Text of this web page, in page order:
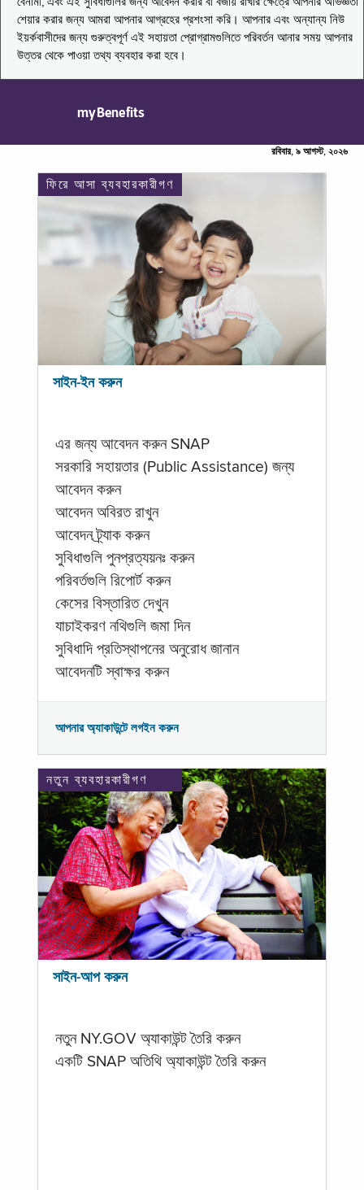
শেয়ার করার জন্য আমরা আপনার আগ্রহের প্রশংসা করি। আপনার এবং অন্যান্য নিউ
ইয়র্কবাসীদের জন্য গুরুত্বপূর্ণ এই সহায়তা প্রোগ্রামগুলিতে পরিবর্তন আনার সময় আপনার
উত্তর থেকে পাওয়া তথ্য ব্যবহার করা হবে।
myBenefits
রবিবার, ৯ আগস্ট, ২০২৬
ফিরে আসা ব্যবহারকারীগণ
সাইন-ইন করুন
এর জন্য আবেদন করুন SNAP
সরকারি সহায়তার (Public Assistance) জন্য
আবেদন করুন
আবেদন অবিরত রাখুন
আবেদন ট্র্যাক করুন
সুবিধাগুলি পুনপ্রত্যয়নঃ করুন
পরিবর্তগুলি রিপোর্ট করুন
কেসের বিস্তারিত দেখুন
যাচাইকরণ নথিগুলি জমা দিন
সুবিধাদি প্রতিস্থাপনের অনুরোধ জানান
আবেদনটি স্বাক্ষর করুন
আপনার অ্যাকাউন্টে লগইন করুন
নতুন ব্যবহারকারীগণ
সাইন-আপ করুন
নতুন NY.GOV অ্যাকাউন্ট তৈরি করুন
একটি SNAP অতিথি অ্যাকাউন্ট তৈরি করুন